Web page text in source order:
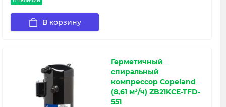
В корзину
Герметичный
спиральный
компрессор Copeland
(8,61 м³/ч) ZB21KCE-TFD-
551